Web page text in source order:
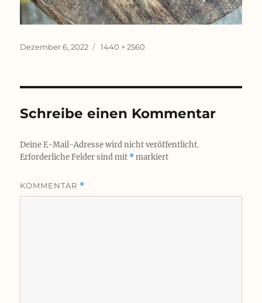
Veröffentlicht
Dezember 6, 2022 Originalgröße
1440 × 2560
Schreibe einen Kommentar
Deine E-Mail-Adresse wird nicht veröffentlicht.
Erforderliche Felder sind mit *markiert
KOMMENTAR *